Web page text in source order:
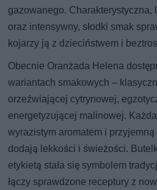
gazowanego. Charakterystyczna,
oraz intensywny, słodki smak
kojarzy ją z dzieciństwem i
Obecnie Oranżada Helena
wariantach smakowych –
orzeźwiającej cytrynowej,
energetyzującej malinowej.
wyrazistym aromatem i przyjemną
dodają lekkości i świeżości.
etykietą stała się symbolem
łączy sprawdzone receptury z